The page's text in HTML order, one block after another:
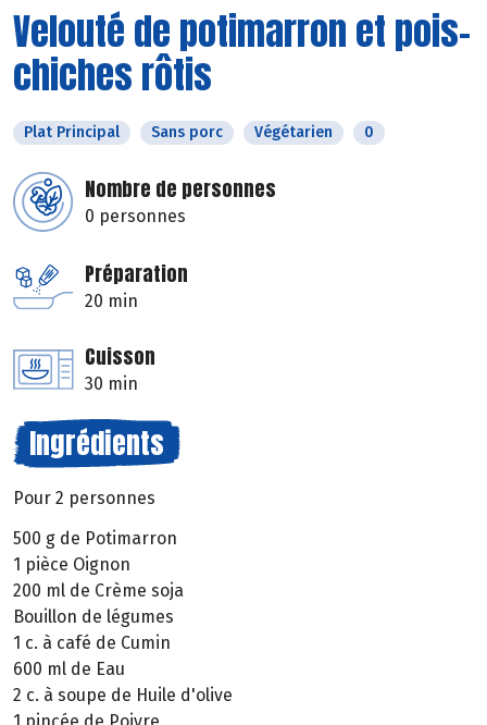
Velouté de potimarron et pois-
chiches rôtis
Plat Principal Sans porc Végétarien 0
Nombre de personnes
0 personnes
Préparation
20 min
Cuisson
30 min
Ingrédients
Pour 2 personnes
500 g de Potimarron
1 pièce Oignon
200 ml de Crème soja
Bouillon de légumes
1 c. à café de Cumin
600 ml de Eau
2 c. à soupe de Huile d'olive